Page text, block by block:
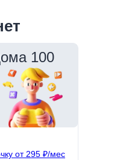
100
от 295 ₽/мес